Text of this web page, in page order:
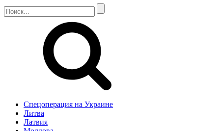
Спецоперация на Украине
Литва
Латвия